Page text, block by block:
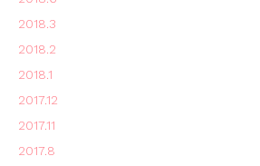
2018.3
2018.2
2018.1
2017.12
2017.11
2017.8